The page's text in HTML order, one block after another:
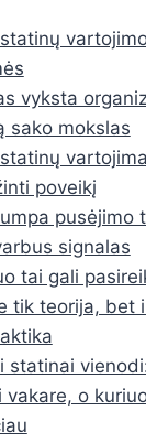
vyksta
sako mokslas
poveikį
pusėjimo
signalas
tai gali
tik teorija, bet
statinai
vakare, o